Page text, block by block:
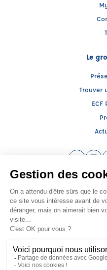
Le
Trouver
ECF
Raison sociale : THOMAS
SIREN: MEXIMIEUX - Numéro de
Agrément
Siège social : Ave du Docteur